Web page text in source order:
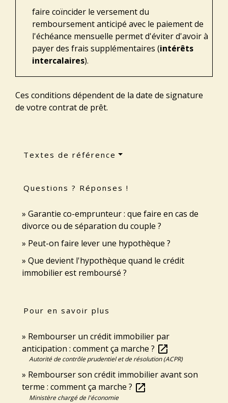
faire coïncider le versement du
remboursement anticipé avec le paiement de
l'échéance mensuelle permet d'éviter d'avoir à
payer des frais supplémentaires (intérêts
intercalaires).
Ces conditions dépendent de la date de signature
de votre contrat de prêt.
Textes de référence
Questions ? Réponses !
Garantie co-emprunteur : que faire en cas de
divorce ou de séparation du couple ?
Peut-on faire lever une hypothèque ?
Que devient l'hypothèque quand le crédit
immobilier est remboursé ?
Pour en savoir plus
Rembourser un crédit immobilier par
anticipation : comment ça marche ? open_in_new
Autorité de contrôle prudentiel et de résolution (ACPR)
Rembourser son crédit immobilier avant son
terme : comment ça marche ? open_in_new
Ministère chargé de l'économie